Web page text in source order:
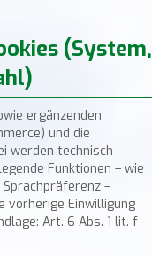
(System,
ergänzenden
und die
werden technisch
Funktionen – wie
–
vorherige Einwilligung
Art. 6 Abs. 1 lit. f